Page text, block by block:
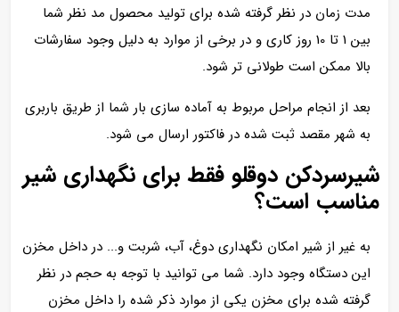
مدت زمان در نظر گرفته شده برای تولید محصول مد نظر شما
بین 1 تا 10 روز کاری و در برخی از موارد به دلیل وجود سفارشات
بالا ممکن است طولانی تر شود.
بعد از انجام مراحل مربوط به آماده سازی بار شما از طریق باربری
به شهر مقصد ثبت شده در فاکتور ارسال می شود.
شیرسردکن دوقلو فقط برای نگهداری شیر
مناسب است؟
به غیر از شیر امکان نگهداری دوغ، آب، شربت و... در داخل مخزن
این دستگاه وجود دارد. شما می توانید با توجه به حجم در نظر
گرفته شده برای مخزن یکی از موارد ذکر شده را داخل مخزن